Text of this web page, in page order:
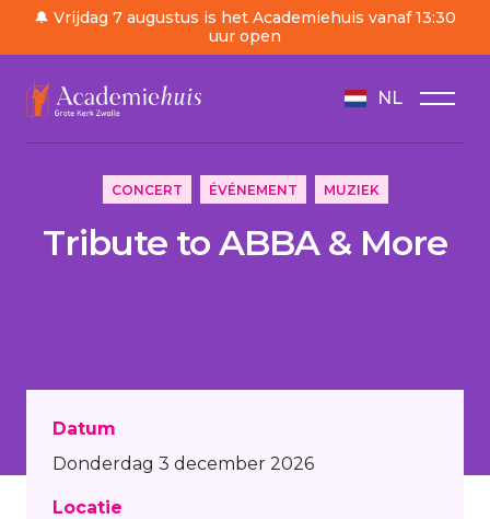
🔔 Vrijdag 7 augustus is het Academiehuis vanaf 13:30
uur open
NL
/ Ordre du jour
CONCERT ÉVÉNEMENT MUZIEK
Tribute to ABBA & More
Datum
Donderdag 3 december 2026
Locatie